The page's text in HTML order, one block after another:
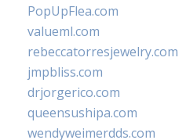
PopUpFlea.com
valueml.com
rebeccatorresjewelry.com
jmpbliss.com
drjorgerico.com
queensushipa.com
wendyweimerdds.com